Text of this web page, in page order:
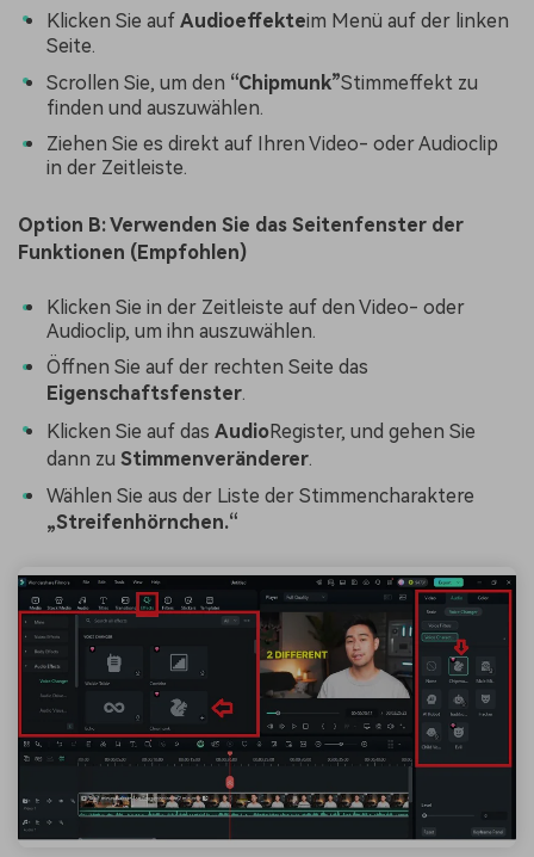
Klicken Sie auf Audioeffekteim Menü auf der linken
Seite.
Scrollen Sie, um den “Chipmunk”Stimmeffekt zu
finden und auszuwählen.
Ziehen Sie es direkt auf Ihren Video- oder Audioclip
in der Zeitleiste.
Option B: Verwenden Sie das Seitenfenster der
Funktionen (Empfohlen)
Klicken Sie in der Zeitleiste auf den Video- oder
Audioclip, um ihn auszuwählen.
Öffnen Sie auf der rechten Seite das
Eigenschaftsfenster.
Klicken Sie auf das AudioRegister, und gehen Sie
dann zu Stimmenveränderer.
Wählen Sie aus der Liste der Stimmencharaktere
„Streifenhörnchen.“